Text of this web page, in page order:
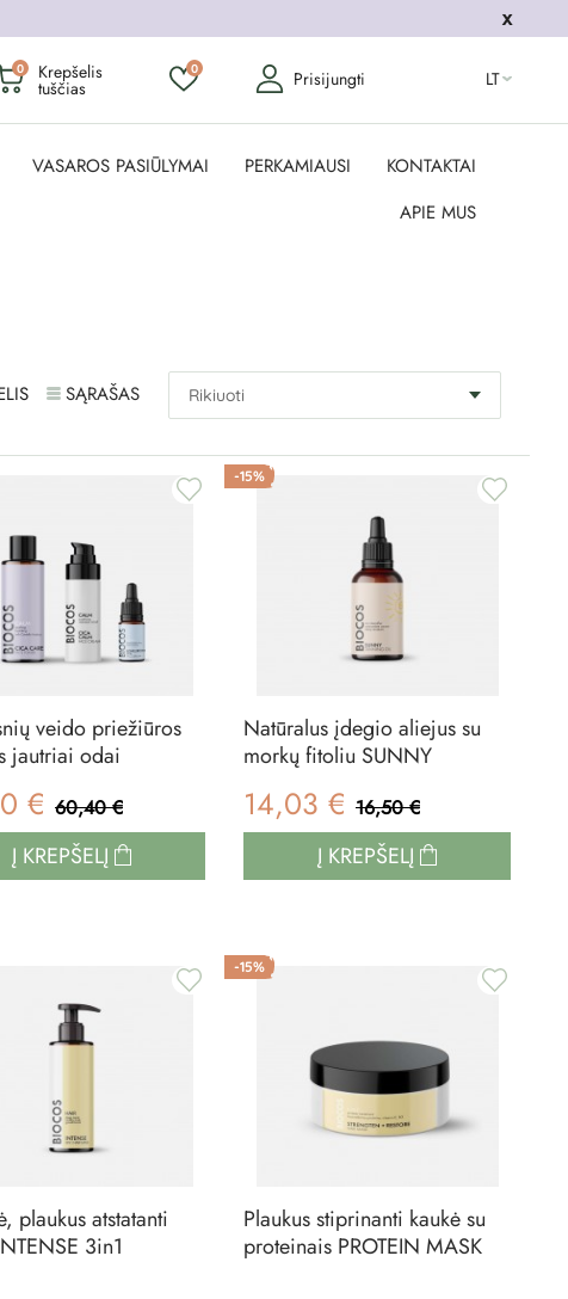
0 Krepšelis
tuščias
0 Prisijungti LT
VASAROS PASIŪLYMAI PERKAMIAUSI
KONTAKTAI
APIE MUS
SĄRAŠAS
veido priežiūros
jautriai odai
€ 60,40 €
Į KREPŠELĮ
-15%
Natūralus įdegio aliejus su
morkų fitoliu SUNNY
14,03 € 16,50 €
Į KREPŠELĮ
plaukus atstatanti
3in1
-15%
Plaukus stiprinanti kaukė su
proteinais PROTEIN MASK